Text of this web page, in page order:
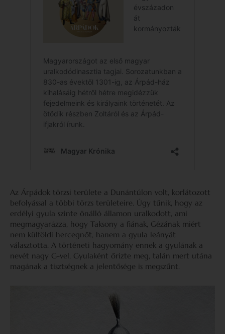
Az Árpádok törzsi területe a Dunántúlon volt, korlátozott
befolyással a többi törzs területeire. Úgy tűnik, hogy az
erdélyi gyula szinte önálló államon uralkodott, ami
megmagyarázza, hogy Taksony a fiának, Gézának miért
nem külföldi hercegnőt, hanem a gyula leányát
választotta. A történeti hagyomány ennek a gyulának a
nevét nagy G-vel, Gyulaként őrizte meg, talán mert utána
magának a tisztségnek a jelentősége is megszűnt.